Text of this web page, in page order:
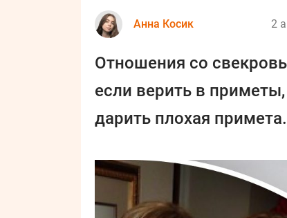
Анна Косик 2
Отношения со
если верить в
дарить плохая примета.